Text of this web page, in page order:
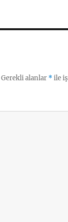
Gerekli alanlar *ile